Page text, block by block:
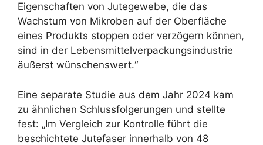
Eigenschaften von Jutegewebe, die das
Wachstum von Mikroben auf der Oberfläche
eines Produkts stoppen oder verzögern können,
sind in der Lebensmittelverpackungsindustrie
äußerst wünschenswert.“
Eine separate Studie aus dem Jahr 2024 kam
zu ähnlichen Schlussfolgerungen und stellte
fest: „Im Vergleich zur Kontrolle führt die
beschichtete Jutefaser innerhalb von 48